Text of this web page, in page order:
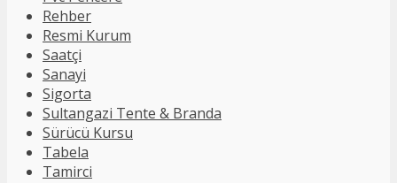
Rehber
Resmi Kurum
Saatçi
Sanayi
Sigorta
Sultangazi Tente & Branda
Sürücü Kursu
Tabela
Tamirci